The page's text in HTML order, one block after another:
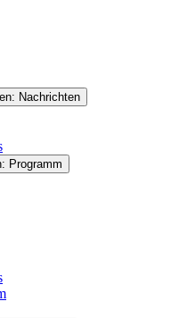
Nachrichten
Programm